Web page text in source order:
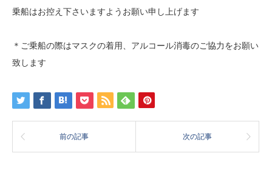
乗船はお控え下さいますようお願い申し上げます
＊ご乗船の際はマスクの着用、アルコール消毒のご協力をお願い
致します
前の記事 次の記事